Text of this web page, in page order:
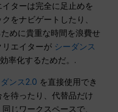
ターは完全に足止めを
をナビゲートしたり、
めに貴重な時間を浪費せ
リエイターが シーダンス
率化するためだ。.
ンス2.0 を直接使用でき
待ったり、代替品だけ
じワークスペースで、